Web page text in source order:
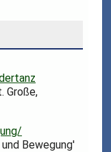
Große,
Bewegung'